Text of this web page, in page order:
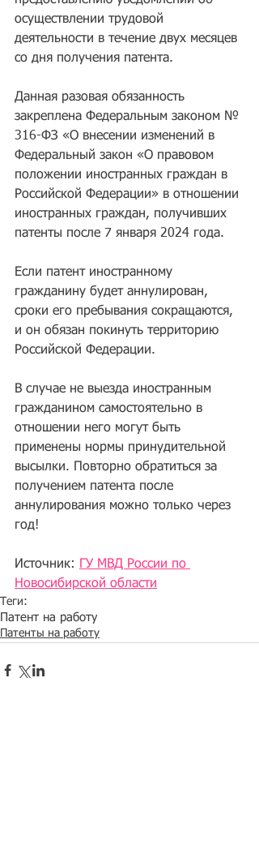
осуществлении трудовой
деятельности в течение двух месяцев
со дня получения патента.
Данная разовая обязанность
закреплена Федеральным законом №
316-ФЗ «О внесении изменений в
Федеральный закон «О правовом
положении иностранных граждан в
Российской Федерации» в отношении
иностранных граждан, получивших
патенты после 7 января 2024 года.
Если патент иностранному
гражданину будет аннулирован,
сроки его пребывания сокращаются,
и он обязан покинуть территорию
Российской Федерации.
В случае не выезда иностранным
гражданином самостоятельно в
отношении него могут быть
применены нормы принудительной
высылки. Повторно обратиться за
получением патента после
аннулирования можно только через
год!
Источник:
ГУ МВД России по
Новосибирской области
Теги:
Патент на работу
Патенты на работу